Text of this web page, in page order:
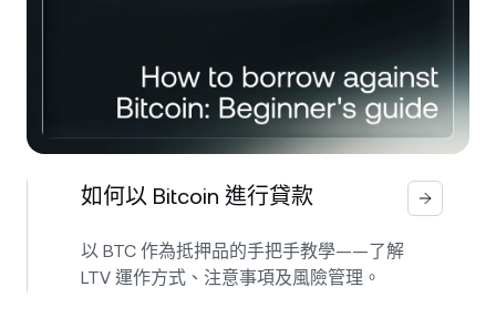
如何以 Bitcoin 進行貸款
以 BTC 作為抵押品的手把手教學——了解
LTV 運作方式、注意事項及風險管理。